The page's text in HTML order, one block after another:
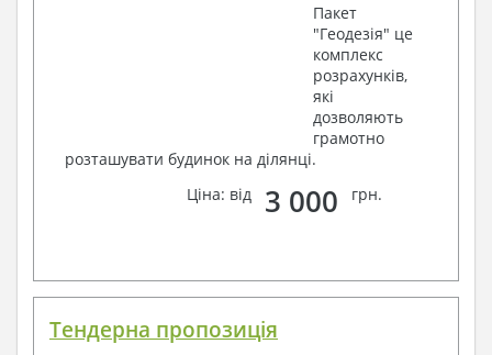
Пакет
"Геодезія" це
комплекс
розрахунків,
які
дозволяють
грамотно
розташувати будинок на ділянці.
Ціна: від
3 000 грн.
Тендерна пропозиція